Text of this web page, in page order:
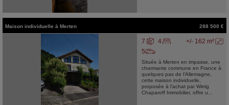
Maison individuelle à Merten 288 500 €
+/- 162 m²
7
4
5
Située à Merten en impasse, une
charmante commune en France à
quelques pas de l'Allemagne,
cette maison individuelle,
proposée à l'achat par Wirrig
Chaparoff Immobilier, offre u...